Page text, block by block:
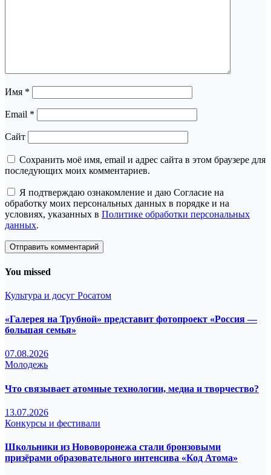
Имя *
Email *
Сайт
Сохранить моё имя, email и адрес сайта в этом браузере для
последующих моих комментариев.
Я подтверждаю ознакомление и даю Согласие на
обработку моих персональных данных в порядке и на
условиях, указанных в Политике обработки персональных
данных.
You missed
Культура и досуг Росатом
«Галерея на Трубной» представит фотопроект «Россия —
большая семья»
07.08.2026
Молодежь
Что связывает атомные технологии, медиа и творчество?
13.07.2026
Конкурсы и фестивали
Школьники из Нововоронежа стали бронзовыми
призёрами образовательного интенсива «Код Атома»